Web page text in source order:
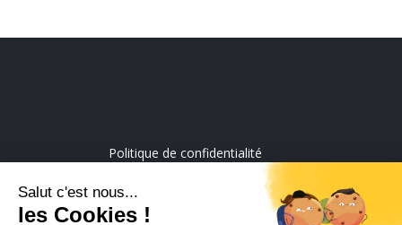
Politique de confidentialité